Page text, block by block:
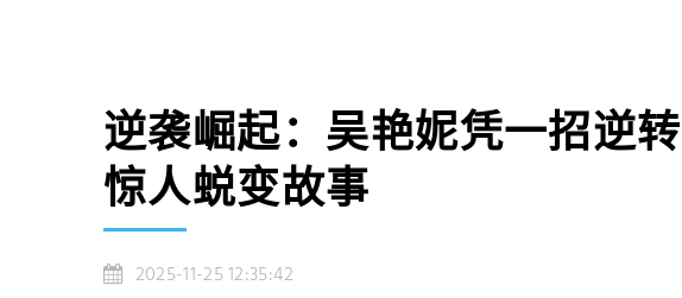
逆袭崛起：吴艳妮凭一招逆
惊人蜕变故事
2025-11-25 12:35:42